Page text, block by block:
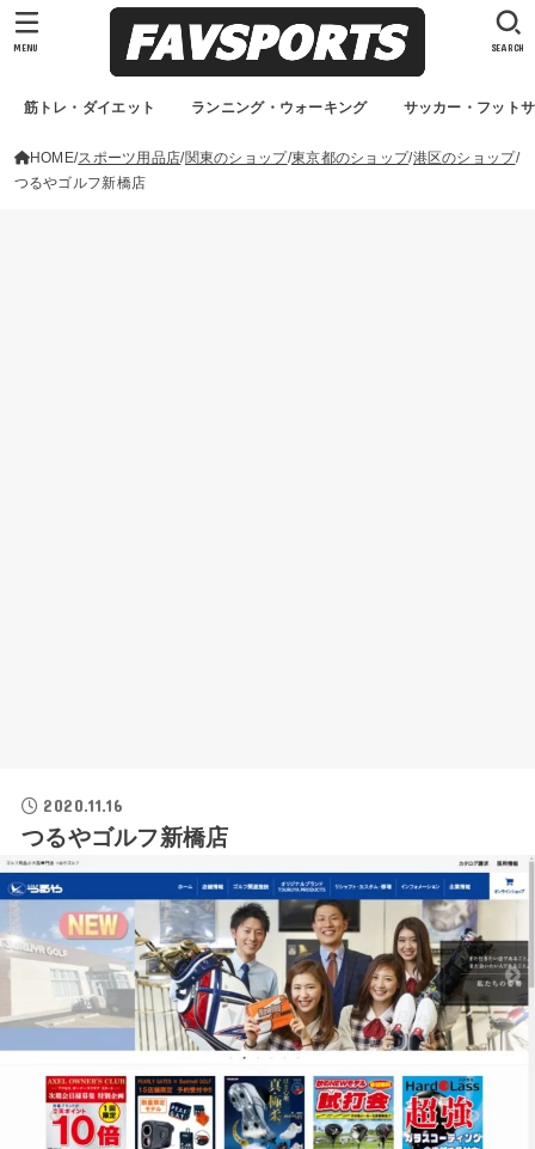
筋トレ・ダイエット ランニング・ウォーキング サッカー・フット
SEARCH
MENU
HOME スポーツ用品店 関東のショップ 東京都のショップ 港区のショップ
つるやゴルフ新橋店
2020.11.16
つるやゴルフ新橋店